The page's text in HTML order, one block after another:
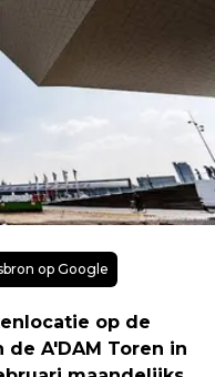
op Google
op de
A'DAM Toren in